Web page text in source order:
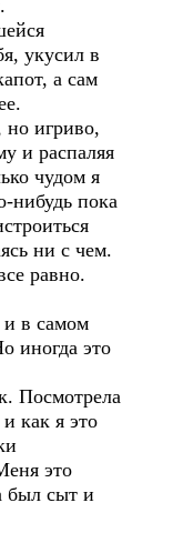
укусил в
а сам
игриво,
и распаляя
чудом я
нибудь пока
ни с чем.
равно.
и в самом
иногда это
Посмотрела
как я это
это
был сыт и